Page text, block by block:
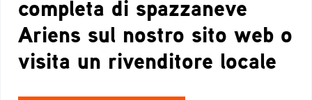
completa di spazzaneve
Ariens sul nostro sito web o
visita un rivenditore locale